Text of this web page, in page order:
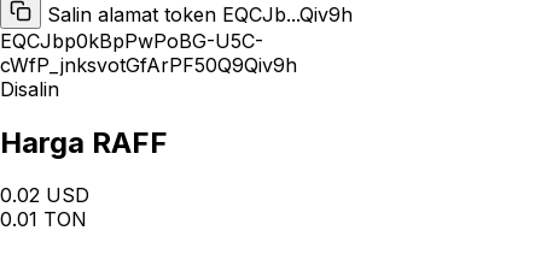
Salin alamat token EQCJb...Qiv9h
EQCJbp0kBpPwPoBG-U5C-
cWfP_jnksvotGfArPF50Q9Qiv9h
Disalin
Harga RAFF
0.02 USD
0.01 TON